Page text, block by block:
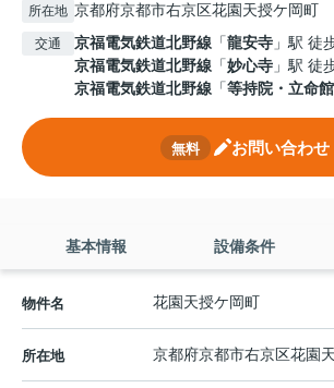
所在地 京都府京都市右京区花園天授ケ岡町
交通 京福電気鉄道北野線 「龍安寺 」駅 徒
京福電気鉄道北野線 「妙心寺 」駅 徒
京福電気鉄道北野線 「等持院・立命
無料 お問い合わせ
基本情報 設備条件
物件名 花園天授ケ岡町
所在地 京都府京都市右京区花園